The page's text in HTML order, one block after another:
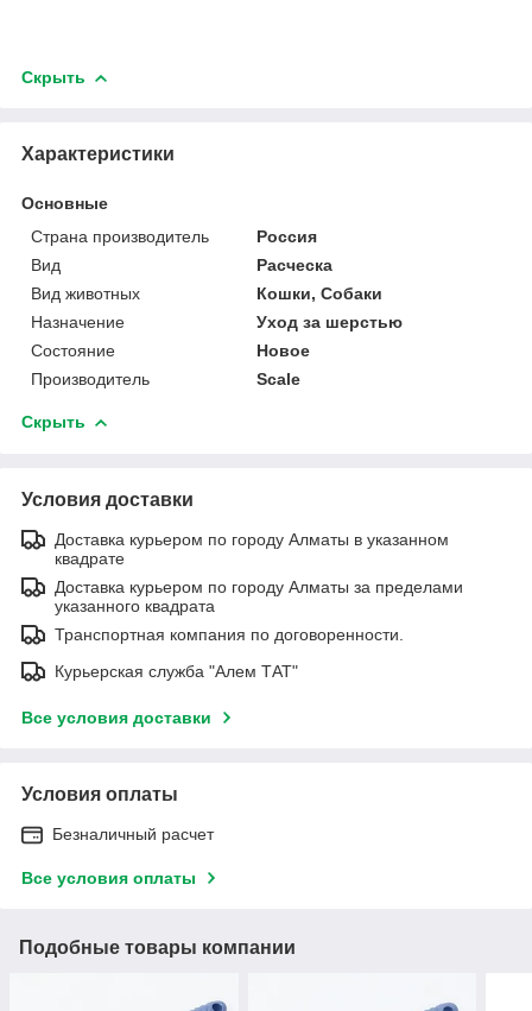
Скрыть
Характеристики
Основные
Страна производитель
Россия
Вид
Расческа
Вид животных
Кошки, Собаки
Назначение
Уход за шерстью
Состояние
Новое
Производитель
Scale
Скрыть
Условия доставки
Доставка курьером по городу Алматы в указанном
квадрате
Доставка курьером по городу Алматы за пределами
указанного квадрата
Транспортная компания по договоренности.
Курьерская служба "Алем ТАТ"
Все условия доставки
Условия оплаты
Безналичный расчет
Все условия оплаты
Подобные товары компании